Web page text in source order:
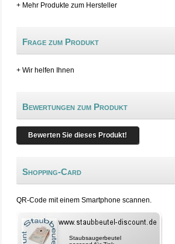
+ Mehr Produkte zum Hersteller
Frage zum Produkt
+ Wir helfen Ihnen
Bewertungen zum Produkt
Bewerten Sie dieses Produkt!
Shopping-Card
QR-Code mit einem Smartphone scannen.
Staubsaugerbeutel